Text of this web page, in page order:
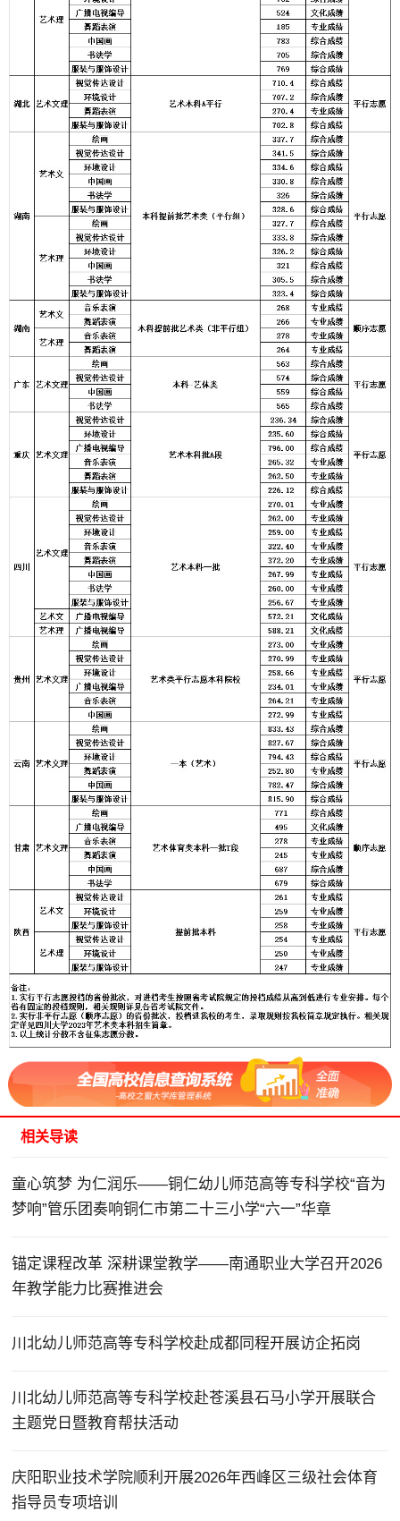
相关导读
童心筑梦 为仁润乐——铜仁幼儿师范高等专科学校“音为
梦响”管乐团奏响铜仁市第二十三小学“六一”华章
锚定课程改革 深耕课堂教学——南通职业大学召开2026
年教学能力比赛推进会
川北幼儿师范高等专科学校赴成都同程开展访企拓岗
川北幼儿师范高等专科学校赴苍溪县石马小学开展联合
主题党日暨教育帮扶活动
庆阳职业技术学院顺利开展2026年西峰区三级社会体育
指导员专项培训